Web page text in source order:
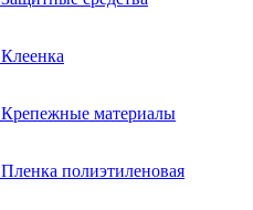
Клеенка
Крепежные материалы
Пленка полиэтиленовая